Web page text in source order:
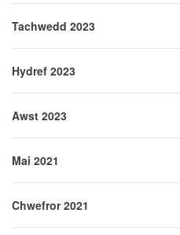
Tachwedd 2023
Hydref 2023
Awst 2023
Mai 2021
Chwefror 2021